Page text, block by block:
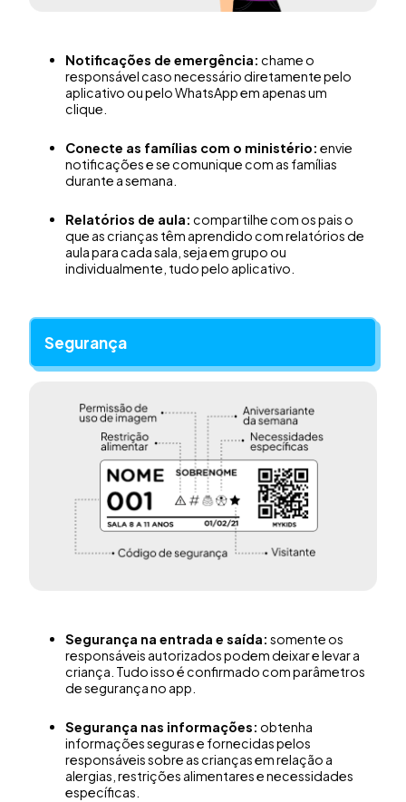
Notificações de emergência: chame o
responsável caso necessário diretamente pelo
aplicativo ou pelo WhatsApp em apenas um
clique.
Conecte as famílias com o ministério: envie
notificações e se comunique com as famílias
durante a semana.
Relatórios de aula: compartilhe com os pais o
que as crianças têm aprendido com relatórios de
aula para cada sala, seja em grupo ou
individualmente, tudo pelo aplicativo.
Segurança
Segurança na entrada e saída: somente os
responsáveis autorizados podem deixar e levar a
criança. Tudo isso é confirmado com parâmetros
de segurança no app.
Segurança nas informações: obtenha
informações seguras e fornecidas pelos
responsáveis sobre as crianças em relação a
alergias, restrições alimentares e necessidades
específicas.